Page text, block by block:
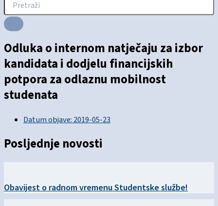
Odluka o internom natječaju za izbor
kandidata i dodjelu financijskih
potpora za odlaznu mobilnost
studenata
Datum objave:2019-05-23
Posljednje novosti
Obavijest o radnom vremenu Studentske službe!